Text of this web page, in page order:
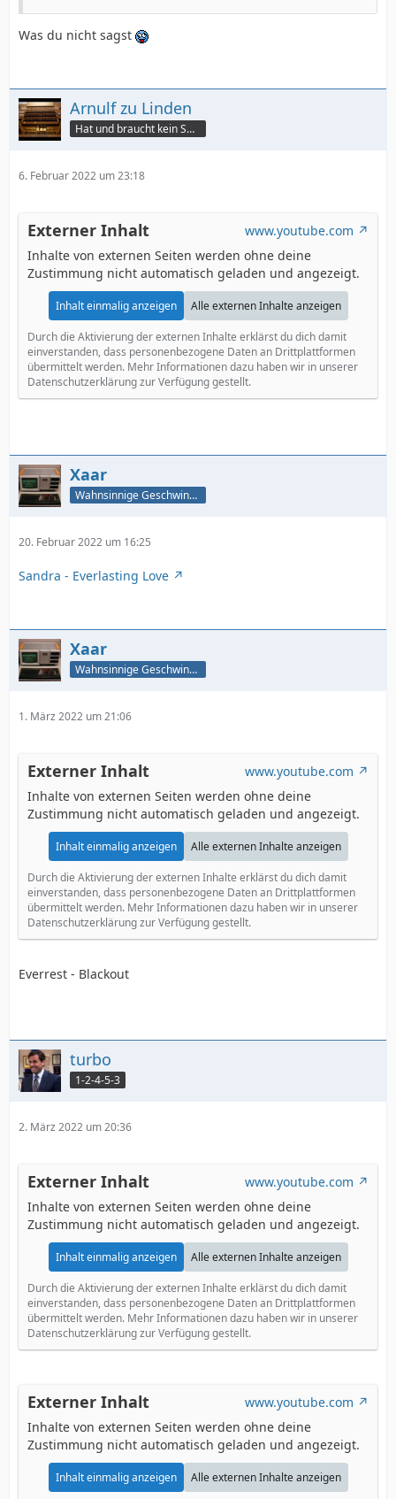
Was du nicht sagst
Arnulf zu Linden
Hat und braucht kein Smartphone!
6. Februar 2022 um 23:18
Externer Inhalt
www.youtube.com
Inhalte von externen Seiten werden ohne deine
Zustimmung nicht automatisch geladen und angezeigt.
Inhalt einmalig anzeigen Alle externen Inhalte anzeigen
Durch die Aktivierung der externen Inhalte erklärst du dich damit
einverstanden, dass personenbezogene Daten an Drittplattformen
übermittelt werden. Mehr Informationen dazu haben wir in unserer
Datenschutzerklärung zur Verfügung gestellt.
Xaar
Wahnsinnige Geschwindigkeit - und los!
20. Februar 2022 um 16:25
Sandra - Everlasting Love
Xaar
Wahnsinnige Geschwindigkeit - und los!
1. März 2022 um 21:06
Externer Inhalt
www.youtube.com
Inhalte von externen Seiten werden ohne deine
Zustimmung nicht automatisch geladen und angezeigt.
Inhalt einmalig anzeigen Alle externen Inhalte anzeigen
Durch die Aktivierung der externen Inhalte erklärst du dich damit
einverstanden, dass personenbezogene Daten an Drittplattformen
übermittelt werden. Mehr Informationen dazu haben wir in unserer
Datenschutzerklärung zur Verfügung gestellt.
Everrest - Blackout
turbo
1-2-4-5-3
2. März 2022 um 20:36
Externer Inhalt
www.youtube.com
Inhalte von externen Seiten werden ohne deine
Zustimmung nicht automatisch geladen und angezeigt.
Inhalt einmalig anzeigen Alle externen Inhalte anzeigen
Durch die Aktivierung der externen Inhalte erklärst du dich damit
einverstanden, dass personenbezogene Daten an Drittplattformen
übermittelt werden. Mehr Informationen dazu haben wir in unserer
Datenschutzerklärung zur Verfügung gestellt.
Externer Inhalt
www.youtube.com
Inhalte von externen Seiten werden ohne deine
Zustimmung nicht automatisch geladen und angezeigt.
Inhalt einmalig anzeigen Alle externen Inhalte anzeigen